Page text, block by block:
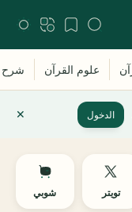
الدخول
تويتر شوبي